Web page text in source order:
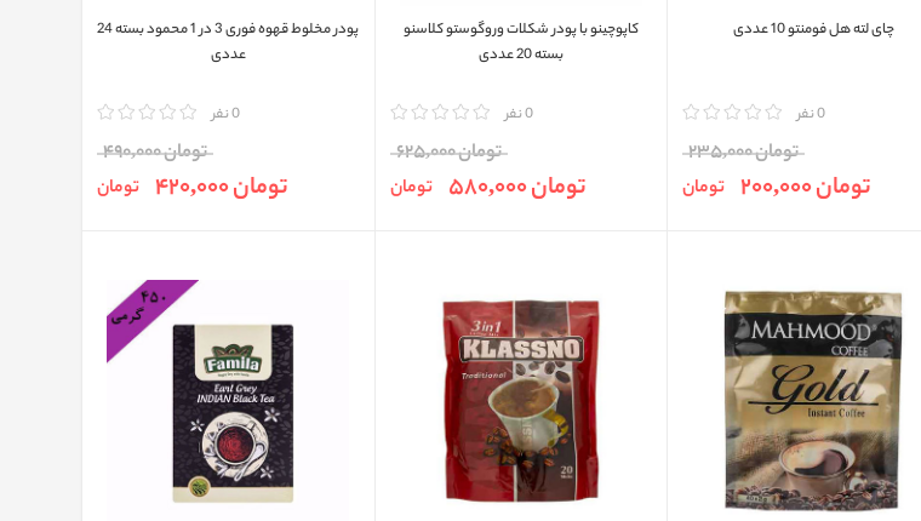
چای لته هل فومنتو 10 عددی
0 نفر
تومان 235,000
تومان 200,000 تومان
کاپوچینو با پودر شکلات وروگوستو کلاسنو
بسته 20 عددی
0 نفر
تومان 625,000
تومان 580,000 تومان
پودر مخلوط قهوه فوری 3 در 1 محمود بسته 24
عددی
0 نفر
تومان 490,000
تومان 420,000 تومان